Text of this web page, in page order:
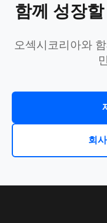
함께 성장
오섹시코리아와
회